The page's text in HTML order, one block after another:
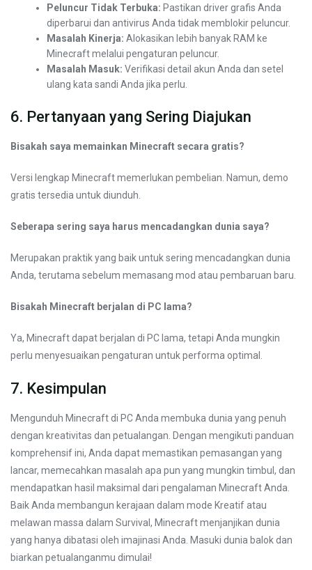
Peluncur Tidak Terbuka: Pastikan driver grafis Anda
diperbarui dan antivirus Anda tidak memblokir peluncur.
Masalah Kinerja: Alokasikan lebih banyak RAM ke
Minecraft melalui pengaturan peluncur.
Masalah Masuk: Verifikasi detail akun Anda dan setel
ulang kata sandi Anda jika perlu.
6. Pertanyaan yang Sering Diajukan
Bisakah saya memainkan Minecraft secara gratis?
Versi lengkap Minecraft memerlukan pembelian. Namun, demo
gratis tersedia untuk diunduh.
Seberapa sering saya harus mencadangkan dunia saya?
Merupakan praktik yang baik untuk sering mencadangkan dunia
Anda, terutama sebelum memasang mod atau pembaruan baru.
Bisakah Minecraft berjalan di PC lama?
Ya, Minecraft dapat berjalan di PC lama, tetapi Anda mungkin
perlu menyesuaikan pengaturan untuk performa optimal.
7. Kesimpulan
Mengunduh Minecraft di PC Anda membuka dunia yang penuh
dengan kreativitas dan petualangan. Dengan mengikuti panduan
komprehensif ini, Anda dapat memastikan pemasangan yang
lancar, memecahkan masalah apa pun yang mungkin timbul, dan
mendapatkan hasil maksimal dari pengalaman Minecraft Anda.
Baik Anda membangun kerajaan dalam mode Kreatif atau
melawan massa dalam Survival, Minecraft menjanjikan dunia
yang hanya dibatasi oleh imajinasi Anda. Masuki dunia balok dan
biarkan petualanganmu dimulai!